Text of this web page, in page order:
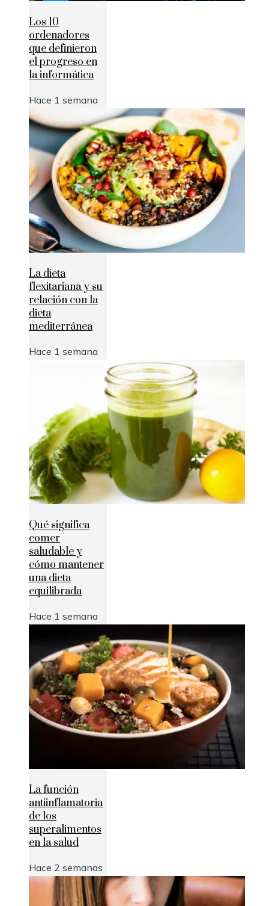
Los 10
ordenadores
que definieron
el progreso en
la informática
Hace 1 semana
La dieta
flexitariana y su
relación con la
dieta
mediterránea
Hace 1 semana
Qué significa
comer
saludable y
cómo mantener
una dieta
equilibrada
Hace 1 semana
La función
antiinflamatoria
de los
superalimentos
en la salud
Hace 2 semanas